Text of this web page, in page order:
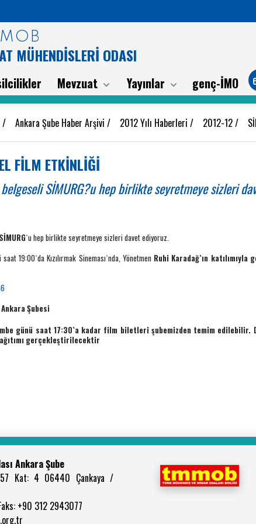
MÜHENDİSLERİ ODASI
Mevzuat Yayınlar genç-İMO
/ Ankara Şube Haber Arşivi / 2012 Yılı Haberleri / 2012-12/
FİLM ETKİNLİĞİ
SİMURG?u hep birlikte seyretmeye sizleri
SİMURG`u hep birlikte seyretmeye sizleri davet ediyoruz.
19:00`da Kızılırmak Sineması`nda, Yönetmen Ruhi Karadağ`ın
Ankara Şubesi
günü saat 17:30`a kadar film biletleri şubemizden temim edilebilir.
gerçekleştirilecektir
Ankara Şube
57 Kat: 4 06440 Çankaya /
+90 312 2943077